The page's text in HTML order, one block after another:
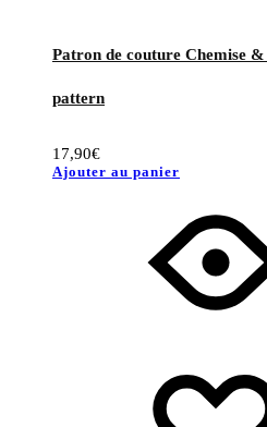
Patron de couture Chemise
pattern
17,90€
Ajouter au panier